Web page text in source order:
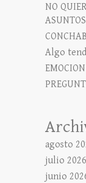
NO
ASUNTOS
Algo
EMOCION
agosto
julio 2026
junio